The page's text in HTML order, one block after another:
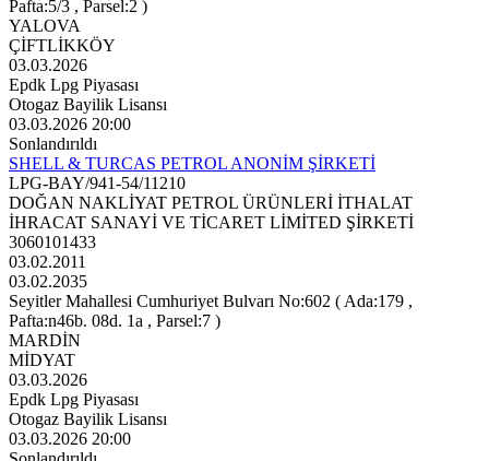
Pafta:5/3 , Parsel:2 )
YALOVA
ÇİFTLİKKÖY
03.03.2026
Epdk Lpg Piyasası
Otogaz Bayilik Lisansı
03.03.2026 20:00
Sonlandırıldı
SHELL & TURCAS PETROL ANONİM ŞİRKETİ
LPG-BAY/941-54/11210
DOĞAN NAKLİYAT PETROL ÜRÜNLERİ İTHALAT
İHRACAT SANAYİ VE TİCARET LİMİTED ŞİRKETİ
3060101433
03.02.2011
03.02.2035
Seyitler Mahallesi Cumhuriyet Bulvarı No:602 ( Ada:179 ,
Pafta:n46b. 08d. 1a , Parsel:7 )
MARDİN
MİDYAT
03.03.2026
Epdk Lpg Piyasası
Otogaz Bayilik Lisansı
03.03.2026 20:00